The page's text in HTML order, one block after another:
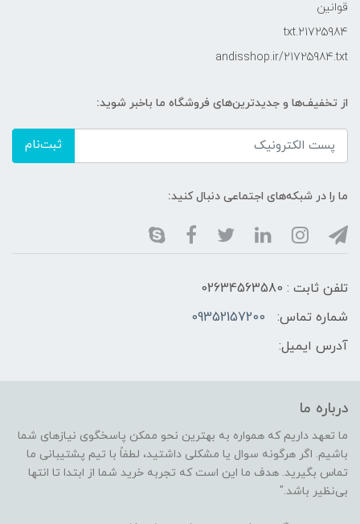
قوانین
21725984.txt
andisshop.ir/21725984.txt
از تخفیف‌ها و جدیدترین‌های فروشگاه ما باخبر شوید:
ثبت‌نام
ما را در شبکه‌های اجتماعی دنبال کنید:
تلفن ثابت : 02634563580
شماره تماس:
09352157200
آدرس ایمیل:
درباره ما
ما تعهد داریم که همواره به بهترین نحو ممکن پاسخگوی نیازهای شما
باشیم. اگر هرگونه سوال یا مشکلی داشتید، لطفاً با تیم پشتیبانی ما
تماس بگیرید. هدف ما این است که تجربه خرید شما از ابتدا تا انتها
بی‌نظیر باشد."